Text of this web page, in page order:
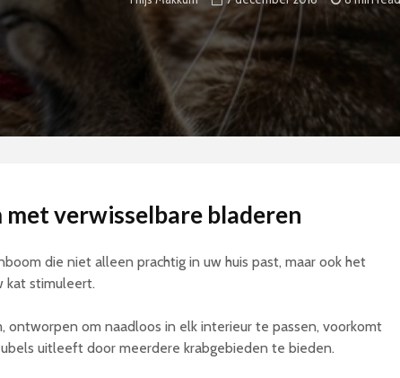
verwisselbare bladeren
die niet alleen prachtig in uw huis past, maar ook het
kat stimuleert.
ontworpen om naadloos in elk interieur te passen, voorkomt
uitleeft door meerdere krabgebieden te bieden.